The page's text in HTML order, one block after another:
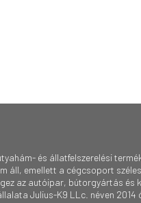
és állatfelszerelési
áll, emellett a cégcsoport
az autóipar, bútorgyártás és
Julius-K9 LLc. néven 2014